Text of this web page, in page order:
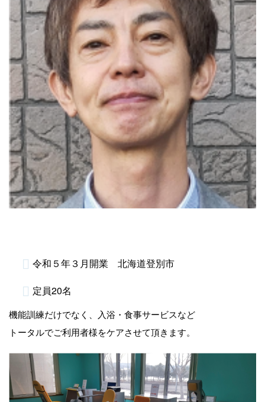
令和５年３月開業 北海道登別市
定員20名
機能訓練だけでなく、入浴・食事サービスなど
トータルでご利用者様をケアさせて頂きます。